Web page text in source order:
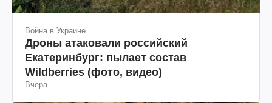
Война в Украине
Дроны атаковали российский
Екатеринбург: пылает состав
Wildberries (фото, видео)
Вчера